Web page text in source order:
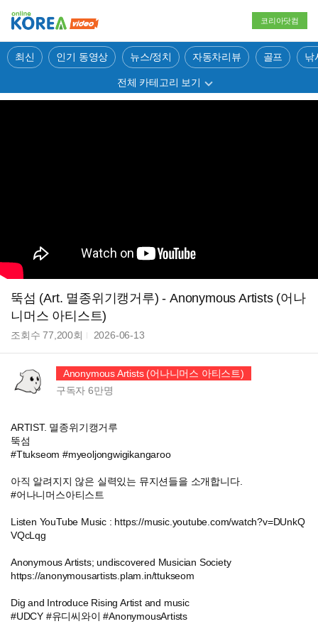
코리아닷컴
최신 인기 동영상 뉴스/정치 자동차리뷰 골프 낚
전체 카테고리 보기
뚝섬 (Art. 멸종위기캥거루) - Anonymous Artists (어나
니머스 아티스트)
조회수77,200회 2026-06-13
Anonymous Artists (어나니머스 아티스트)
구독자6만명
ARTIST. 멸종위기캥거루
뚝섬
#Ttukseom #myeoljongwigikangaroo
아직 알려지지 않은 실력있는 뮤지션들을 소개합니다.
#어나니머스아티스트
Listen YouTube Music : https://music.youtube.com/watch?v=DUnkQ
VQcLqg
Anonymous Artists; undiscovered Musician Society
https://anonymousartists.plam.in/ttukseom
Dig and Introduce Rising Artist and music
#UDCY #유디씨와이 #AnonymousArtists